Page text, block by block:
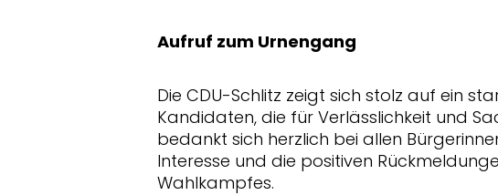
Aufruf zum Urnengang
Die CDU-Schlitz zeigt sich stolz auf ein
Kandidaten, die für Verlässlichkeit und
bedankt sich herzlich bei allen
Interesse und die positiven
Wahlkampfes.